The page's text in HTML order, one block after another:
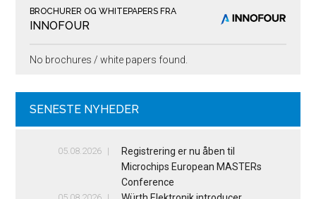
BROCHURER OG WHITEPAPERS FRA
INNOFOUR
No brochures / white papers found.
SENESTE NYHEDER
05.08.2026
Registrering er nu åben til
Microchips European MASTERs
Conference